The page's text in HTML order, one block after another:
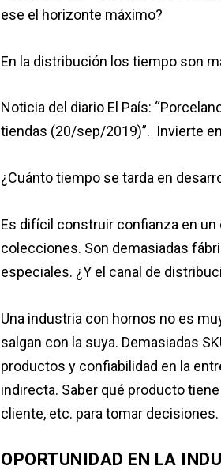
ese el horizonte máximo?
En la distribución los tiempo son
Noticia del diario El País:
tiendas (20/sep/2019)”. Invierte
¿Cuánto tiempo se tarda en
Es difícil construir confianza en
colecciones. Son demasiadas
especiales. ¿Y el canal de
Una industria con hornos no es
salgan con la suya. Demasiadas
productos y confiabilidad en la
indirecta. Saber qué producto
cliente, etc. para tomar decisiones.
OPORTUNIDAD EN LA